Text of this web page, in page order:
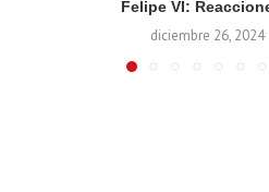
Felipe VI:
diciembre 26, 2024